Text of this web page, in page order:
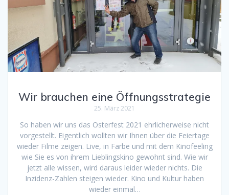
Wir brauchen eine Öffnungsstrategie
25. März 2021
So haben wir uns das Osterfest 2021 ehrlicherweise nicht
vorgestellt. Eigentlich wollten wir Ihnen über die Feiertage
wieder Filme zeigen. Live, in Farbe und mit dem Kinofeeling
wie Sie es von ihrem Lieblingskino gewohnt sind. Wie wir
jetzt alle wissen, wird daraus leider wieder nichts. Die
Inzidenz-Zahlen steigen wieder. Kino und Kultur haben
wieder einmal…